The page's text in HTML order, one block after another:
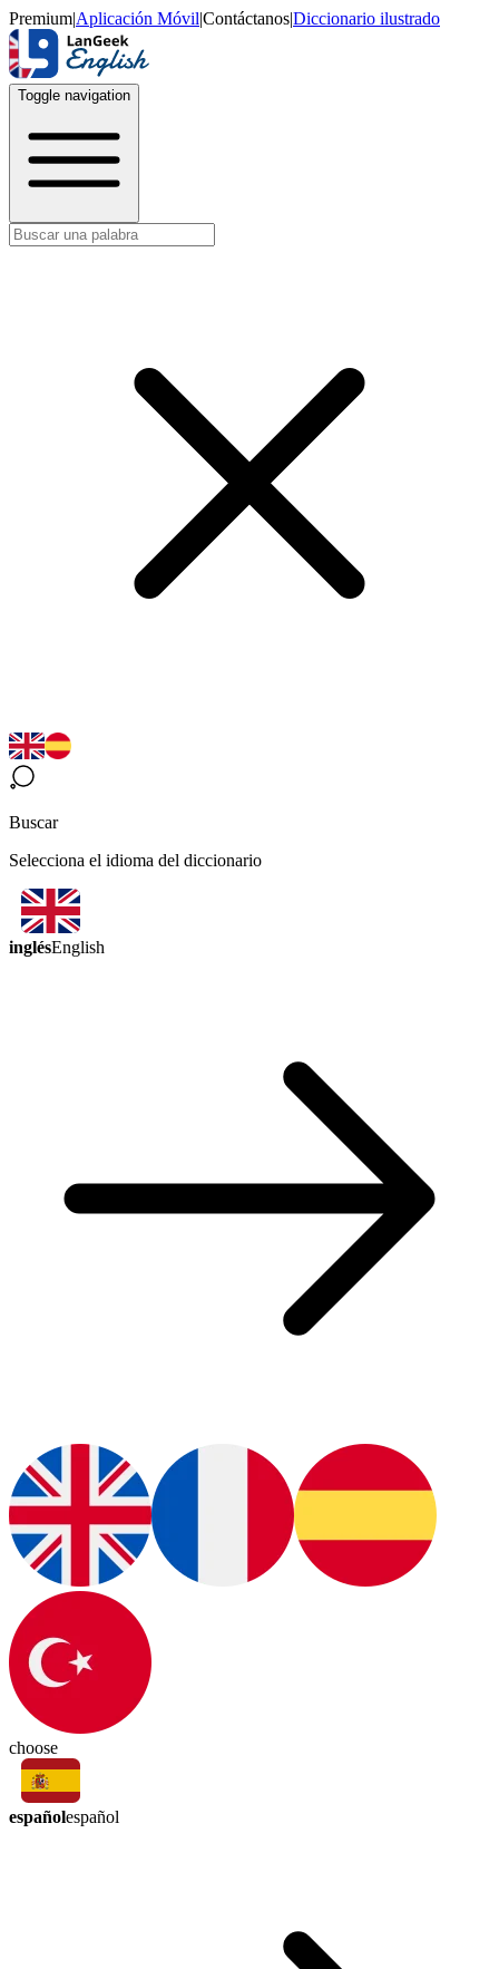
Premium|Aplicación Móvil|Contáctanos|Diccionario ilustrado
Toggle navigation
Buscar
Selecciona el idioma del diccionario
inglésEnglish
choose
españolespañol